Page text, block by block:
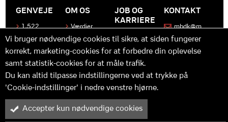
GENVEJE
1.522
Produkter
Kontakt
os
OM OS
Værdier
Historen
bag
MBDK
Hvad gør
os unikke
JOB OG
KARRIERE
Bliv en del
af MBDK
Vores
team
Praktik
udvikling
KONTAKT
mbdk@m
y™ er driftet af MBDK ApS – under MBDK Holding ApS. Tilmeldt
Vi bruger nødvendige cookies til sikre, at siden fungerer
korrekt, marketing-cookies for at forbedre din oplevelse
samt statistik-cookies for at måle trafik.
Du kan altid tilpasse indstillingerne ved at trykke på
'Cookie-indstillinger' i nedre venstre hjørne.
Accepter kun nødvendige cookies